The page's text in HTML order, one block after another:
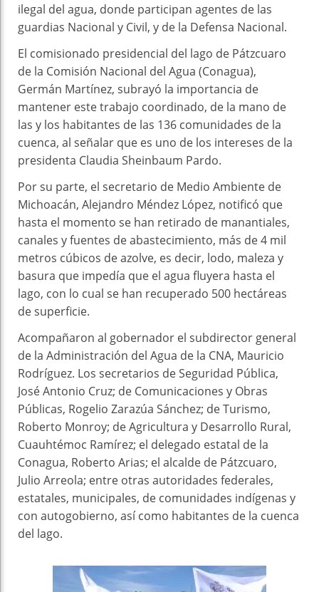
ilegal del agua, donde participan agentes de las
guardias Nacional y Civil, y de la Defensa Nacional.
El comisionado presidencial del lago de Pátzcuaro
de la Comisión Nacional del Agua (Conagua),
Germán Martínez, subrayó la importancia de
mantener este trabajo coordinado, de la mano de
las y los habitantes de las 136 comunidades de la
cuenca, al señalar que es uno de los intereses de la
presidenta Claudia Sheinbaum Pardo.
Por su parte, el secretario de Medio Ambiente de
Michoacán, Alejandro Méndez López, notificó que
hasta el momento se han retirado de manantiales,
canales y fuentes de abastecimiento, más de 4 mil
metros cúbicos de azolve, es decir, lodo, maleza y
basura que impedía que el agua fluyera hasta el
lago, con lo cual se han recuperado 500 hectáreas
de superficie.
Acompañaron al gobernador el subdirector general
de la Administración del Agua de la CNA, Mauricio
Rodríguez. Los secretarios de Seguridad Pública,
José Antonio Cruz; de Comunicaciones y Obras
Públicas, Rogelio Zarazúa Sánchez; de Turismo,
Roberto Monroy; de Agricultura y Desarrollo Rural,
Cuauhtémoc Ramírez; el delegado estatal de la
Conagua, Roberto Arias; el alcalde de Pátzcuaro,
Julio Arreola; entre otras autoridades federales,
estatales, municipales, de comunidades indígenas y
con autogobierno, así como habitantes de la cuenca
del lago.